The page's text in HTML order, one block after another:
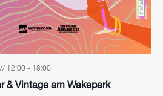
& Vintage am Wakepark
12:00 - 18:00